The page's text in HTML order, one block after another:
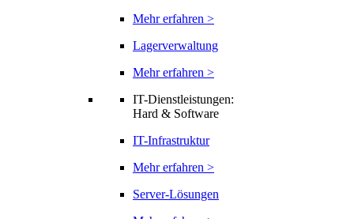
Mehr erfahren >
Lagerverwaltung
Mehr erfahren >
IT-Dienstleistungen:
Hard & Software
IT-Infrastruktur
Mehr erfahren >
Server-Lösungen